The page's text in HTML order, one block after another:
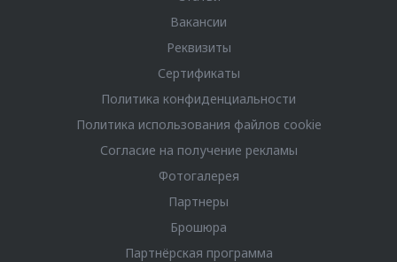
Вакансии
Реквизиты
Сертификаты
Политика конфиденциальности
Политика использования файлов cookie
Согласие на получение рекламы
Фотогалерея
Партнеры
Брошюра
Партнёрская программа